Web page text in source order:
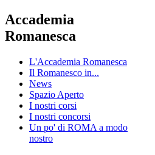
Accademia
Romanesca
L'Accademia Romanesca
Il Romanesco in...
News
Spazio Aperto
I nostri corsi
I nostri concorsi
Un po' di ROMA a modo
nostro